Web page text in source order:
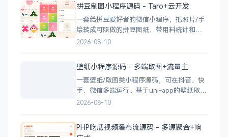
拼豆制图小程序源码 - Taro+云开发
一套给拼豆爱好者的微信小程序，把照片/手
绘转成可照做的拼豆图纸，带用料统计和素
材管理。 拼豆制图微信小程序源码，支持图
开发，附部署教程。 核心功能 图片转图
纸：相册选图或拍照
2026-08-10
壁纸小程序源码 - 多端取图+流量主
一套壁纸/取图类小程序源码，可在抖音、快
手、微信多端运行。基于uni-app的壁纸取图
小程序源码，支持抖音快手微信多端运行，
分享 变现：支持接入流量主 技术栈：uni-
2026-08-10
PHP吃瓜视频瀑布流源码 - 多源聚合+响